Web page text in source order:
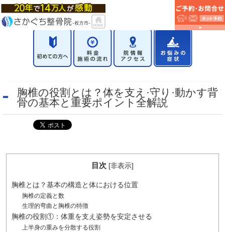
胸椎の役割とは？体を支え·守り·動かす背
骨の基本と重要ポイント全解説
目次 [非表示]
胸椎とは？基本の構造と体における位置
胸椎の定義と数
生理的弯曲と胸椎の特徴
胸椎の役割①：体重を支え姿勢を安定させる
上半身の重みを分散する役割